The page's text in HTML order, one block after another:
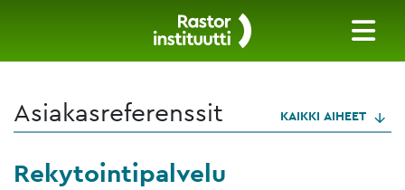
Asiakasreferenssit KAIKKI AIHEET
Rekytointipalvelu